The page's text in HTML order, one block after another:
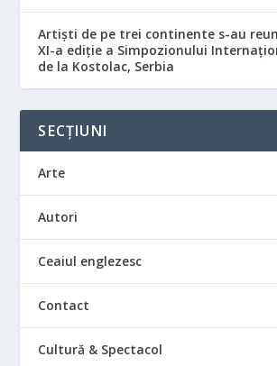
Artiști de pe trei continente s-au
XI-a ediție a Simpozionului
de la Kostolac, Serbia
SECȚIUNI
Arte
Autori
Ceaiul englezesc
Contact
Cultură & Spectacol